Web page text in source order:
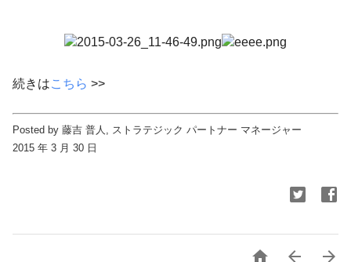
続きはこちら >>
Posted by 藤吉 普人, ストラテジック パートナー マネージャー
2015 年 3 月 30 日
  